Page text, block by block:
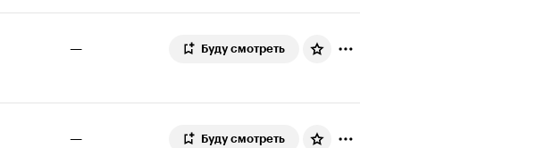
— Буду смотреть
— Буду смотреть